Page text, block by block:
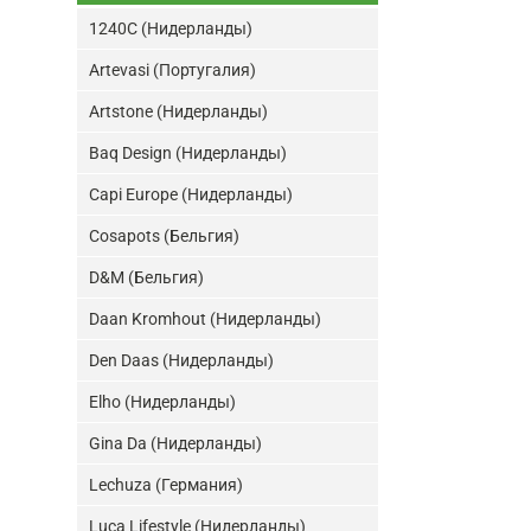
1240C (Нидерланды)
Artevasi (Португалия)
Artstone (Нидерланды)
Baq Design (Нидерланды)
Capi Europe (Нидерланды)
Cosapots (Бельгия)
D&M (Бельгия)
Daan Kromhout (Нидерланды)
Den Daas (Нидерланды)
Elho (Нидерланды)
Gina Da (Нидерланды)
Lechuza (Германия)
Luca Lifestyle (Нидерланды)